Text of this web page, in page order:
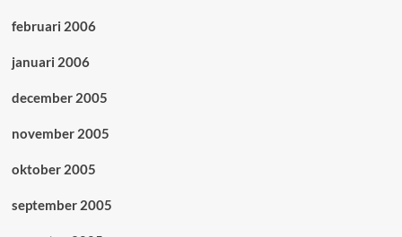
februari 2006
januari 2006
december 2005
november 2005
oktober 2005
september 2005